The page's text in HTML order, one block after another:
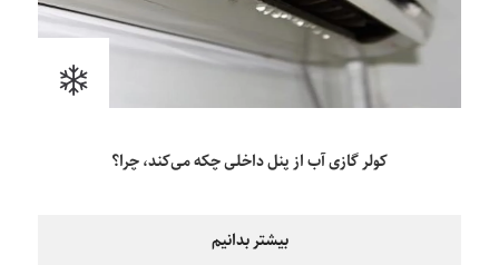
کولر گازی آب از پنل داخلی چکه می‌کند، چرا؟
بیشتر بدانیم